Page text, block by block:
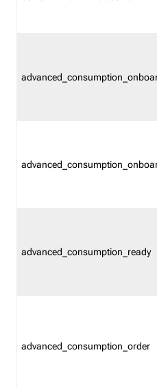
advanced_consumption_ready
advanced_consumption_order